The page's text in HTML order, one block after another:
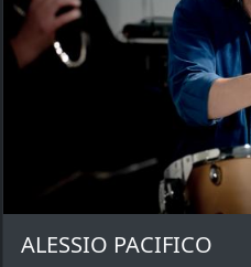
ALESSIO PACIFICO